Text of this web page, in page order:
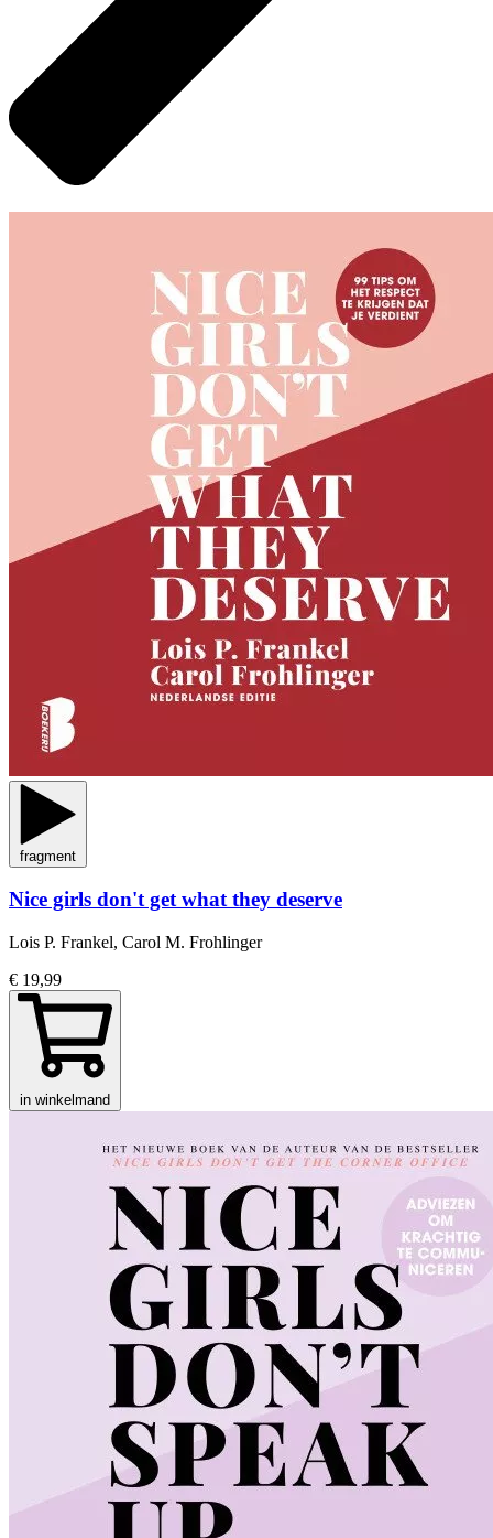
fragment
Nice girls don't get what they deserve
Lois P. Frankel, Carol M. Frohlinger
€ 19,99
in winkelmand